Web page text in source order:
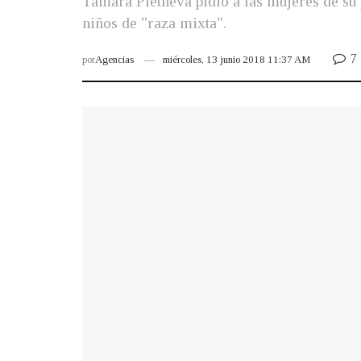
niños de "raza mixta".
porAgencias miércoles, 13 junio 2018 11:37 AM 7